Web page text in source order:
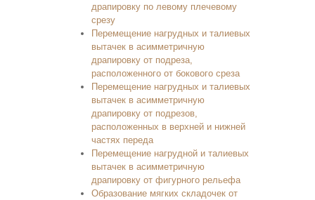
драпировку по левому плечевому
срезу
Перемещение нагрудных и талиевых
вытачек в асимметричную
драпировку от подреза,
расположенного от бокового среза
Перемещение нагрудных и талиевых
вытачек в асимметричную
драпировку от подрезов,
расположенных в верхней и нижней
частях переда
Перемещение нагрудной и талиевых
вытачек в асимметричную
драпировку от фигурного рельефа
Образование мягких складочек от